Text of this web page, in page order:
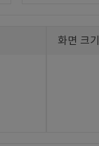
화면 크기